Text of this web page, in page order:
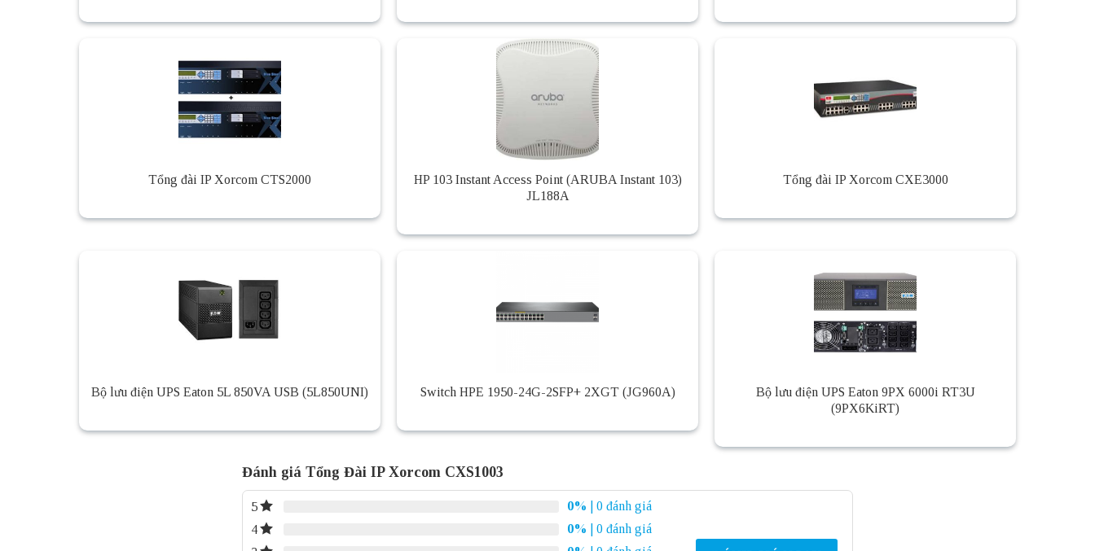
Tổng đài IP Xorcom CTS2000
HP 103 Instant Access Point (ARUBA Instant 103)
JL188A
Tổng đài IP Xorcom CXE3000
Bộ lưu điện UPS Eaton 5L 850VA USB (5L850UNI) Switch HPE 1950-24G-2SFP+ 2XGT (JG960A)
Bộ lưu điện UPS Eaton 9PX 6000i RT3U
(9PX6KiRT)
Đánh giá Tổng Đài IP Xorcom CXS1003
5 0%
| 0 đánh giá
4
0%
| 0 đánh giá